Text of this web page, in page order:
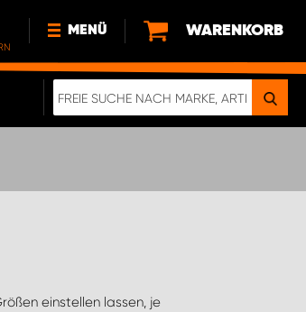
MENÜ
NEWS
WARENKORB